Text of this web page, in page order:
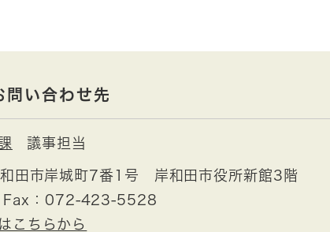
問い合わせ先
議事担当
田市岸城町7番1号 岸和田市役所新館3階
Fax：072-423-5528
こちらから